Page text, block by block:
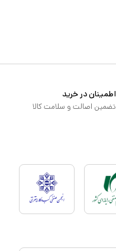
اطمینان در خرید
تضمین اصالت و سلامت کالا